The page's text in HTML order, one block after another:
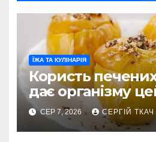
ЇЖА ТА КУЛІНАРІЯ
Користь
дає організму
СЕР 7, 2026 СЕРГІЙ ТКАЧ